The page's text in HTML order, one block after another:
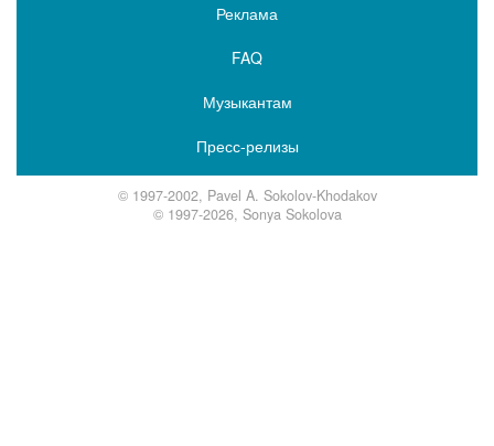
Реклама
FAQ
Музыкантам
Пресс-релизы
© 1997-2002, Pavel A. Sokolov-Khodakov
© 1997-2026, Sonya Sokolova